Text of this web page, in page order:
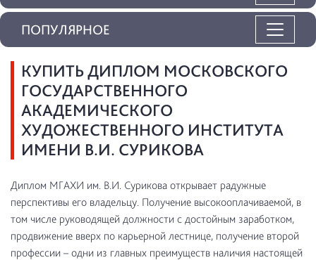
КУПИТЬ ДИПЛОМ МОСКОВСКОГО
ГОСУДАРСТВЕННОГО
АКАДЕМИЧЕСКОГО
ХУДОЖЕСТВЕННОГО ИНСТИТУТА
ИМЕНИ В.И. СУРИКОВА
Диплом МГАХИ им. В.И. Сурикова открывает радужные
перспективы его владельцу. Получение высокооплачиваемой, в
том числе руководящей должности с достойным заработком,
продвижение вверх по карьерной лестнице, получение второй
профессии – одни из главных преимуществ наличия настоящей
ПОПУЛЯРНОЕ